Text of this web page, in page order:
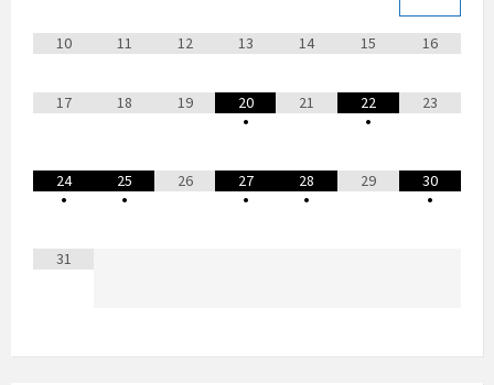
10 11 12 13 14 15 16
17 18 19
20
•
21
22
•
23
24
•
25
•
26
27
•
28
•
29
30
•
31